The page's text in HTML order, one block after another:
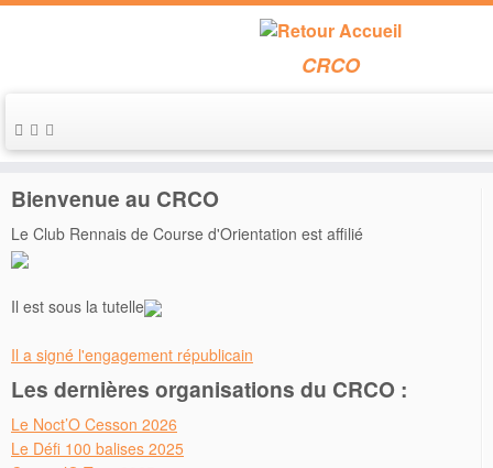
Passer
au
CRCO
Accueil » horaires_depart_par_categorie_etape1
Bienvenue au CRCO
Le Club Rennais de Course d'Orientation est affilié
Il est sous la tutelle
Il a signé l'engagement républicain
Les dernières organisations du CRCO :
Le Noct’O Cesson 2026
Le Défi 100 balises 2025